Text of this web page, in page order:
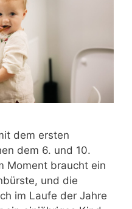
dem ersten
dem 6. und 10.
Moment braucht ein
und die
im Laufe der Jahre